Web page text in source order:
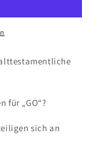
für „GO“?
sich an